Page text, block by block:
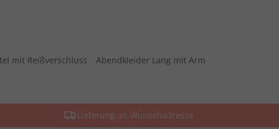
mit Reißverschluss
Abendkleider Lang mit Arm
Lieferung an Wunschadresse